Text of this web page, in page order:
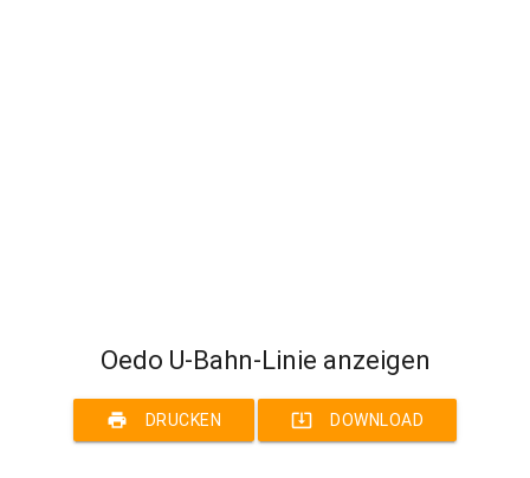
Oedo U-Bahn-Linie anzeigen
print DRUCKEN system_update_alt DOWNLOAD